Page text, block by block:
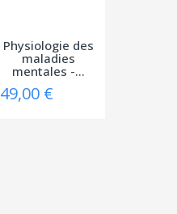
Physiologie des
maladies
mentales -...
49,00 €